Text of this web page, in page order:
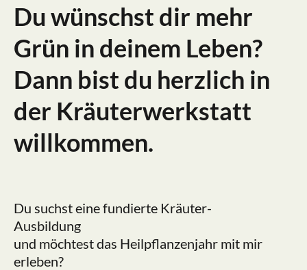
Du wünschst dir mehr
Grün in deinem Leben?
Dann bist du herzlich in
der Kräuterwerkstatt
willkommen.
Du suchst eine fundierte Kräuter-
Ausbildung
und möchtest das Heilpflanzenjahr mit mir
erleben?